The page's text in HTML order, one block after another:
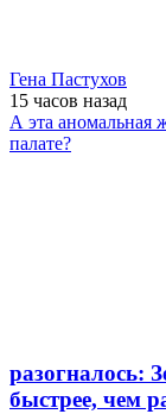
Гена Пастухов
15 часов назад
А эта аномальная
палате?
разогналось:
быстрее, чем